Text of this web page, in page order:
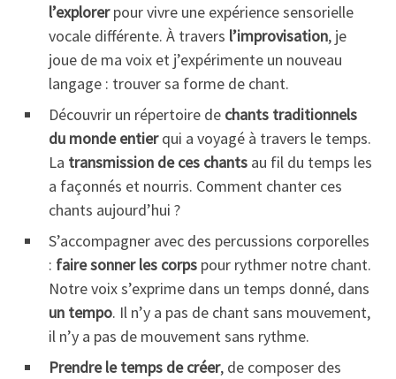
l’explorerpour vivre une expérience sensorielle
vocale différente. À travers l’improvisation, je
joue de ma voix et j’expérimente un nouveau
langage : trouver sa forme de chant.
Découvrir un répertoire de chants traditionnels
du monde entierqui a voyagé à travers le temps.
La transmission de ces chants au fil du temps les
a façonnés et nourris. Comment chanter ces
chants aujourd’hui ?
S’accompagner avec des percussions corporelles
: faire sonner les corps pour rythmer notre chant.
Notre voix s’exprime dans un temps donné, dans
un tempo. Il n’y a pas de chant sans mouvement,
il n’y a pas de mouvement sans rythme.
Prendre le temps de créer, de composer des